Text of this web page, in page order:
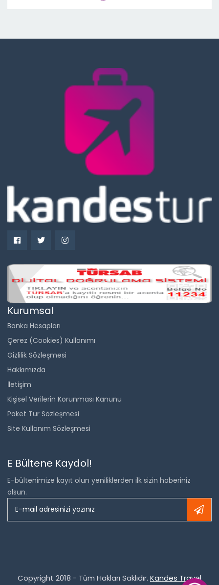
Kurumsal
Banka Hesapları
Çerez (Cookies) Kullanımı
Gizlilik Sözleşmesi
Hakkımızda
İletişim
Kişisel Verilerin Korunması Kanunu
Paket Tur Sözleşmesi
Site Kullanım Sözleşmesi
E Bültene Kaydol!
E-bültenimize kayıt olun yeniliklerden ilk sizin haberiniz
olsun.
Copyright 2018 - Tüm Hakları Saklıdır. Kandes Travel